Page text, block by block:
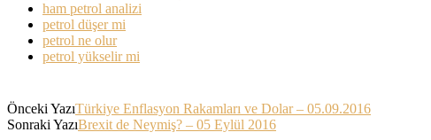
ham petrol analizi
petrol düşer mi
petrol ne olur
petrol yükselir mi
Önceki YazıTürkiye Enflasyon Rakamları ve Dolar – 05.09.2016
Sonraki YazıBrexit de Neymiş? – 05 Eylül 2016